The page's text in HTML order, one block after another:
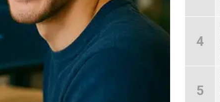
4
5